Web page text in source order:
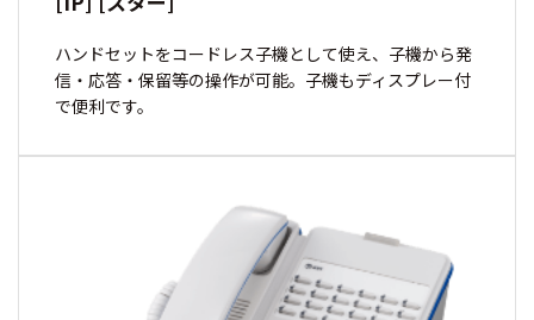
ハンドセットをコードレス子機として使え、子機から発
信・応答・保留等の操作が可能。子機もディスプレー付
で便利です。